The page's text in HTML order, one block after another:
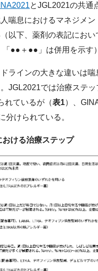
とJGL2021の共通
喘息におけるマネジメン
以下、薬剤の表記におい
●●＋●●」は併用を示す
ラインの大きな違いは喘
JGL2021では治療ステ
れているが（表1）、
分けられている。
ける治療ステップ